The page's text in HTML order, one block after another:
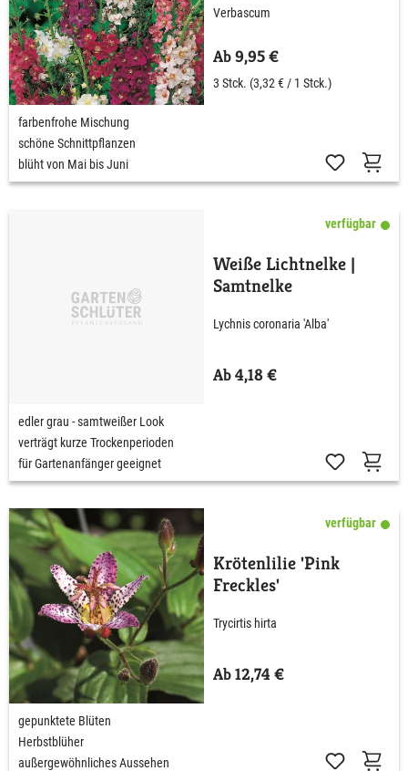
Verbascum
Ab 9,95 €
3 Stck. (3,32 € / 1 Stck.)
farbenfrohe Mischung
schöne Schnittpflanzen
blüht von Mai bis Juni
verfügbar
Weiße Lichtnelke |
Samtnelke
Lychnis coronaria 'Alba'
Ab 4,18 €
edler grau - samtweißer Look
verträgt kurze Trockenperioden
für Gartenanfänger geeignet
verfügbar
Krötenlilie 'Pink
Freckles'
Trycirtis hirta
Ab 12,74 €
gepunktete Blüten
Herbstblüher
außergewöhnliches Aussehen